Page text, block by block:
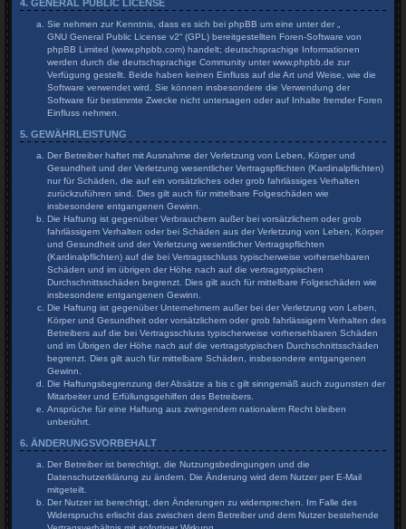
4. GENERAL PUBLIC LICENSE
Sie nehmen zur Kenntnis, dass es sich bei phpBB um eine unter der „
GNU General Public License v2“ (GPL) bereitgestellten Foren-Software von
phpBB Limited (www.phpbb.com) handelt; deutschsprachige Informationen
werden durch die deutschsprachige Community unter www.phpbb.de zur
Verfügung gestellt. Beide haben keinen Einfluss auf die Art und Weise, wie die
Software verwendet wird. Sie können insbesondere die Verwendung der
Software für bestimmte Zwecke nicht untersagen oder auf Inhalte fremder Foren
Einfluss nehmen.
5. GEWÄHRLEISTUNG
Der Betreiber haftet mit Ausnahme der Verletzung von Leben, Körper und
Gesundheit und der Verletzung wesentlicher Vertragspflichten (Kardinalpflichten)
nur für Schäden, die auf ein vorsätzliches oder grob fahrlässiges Verhalten
zurückzuführen sind. Dies gilt auch für mittelbare Folgeschäden wie
insbesondere entgangenen Gewinn.
Die Haftung ist gegenüber Verbrauchern außer bei vorsätzlichem oder grob
fahrlässigem Verhalten oder bei Schäden aus der Verletzung von Leben, Körper
und Gesundheit und der Verletzung wesentlicher Vertragspflichten
(Kardinalpflichten) auf die bei Vertragsschluss typischerweise vorhersehbaren
Schäden und im übrigen der Höhe nach auf die vertragstypischen
Durchschnittsschäden begrenzt. Dies gilt auch für mittelbare Folgeschäden wie
insbesondere entgangenen Gewinn.
Die Haftung ist gegenüber Unternehmern außer bei der Verletzung von Leben,
Körper und Gesundheit oder vorsätzlichem oder grob fahrlässigem Verhalten des
Betreibers auf die bei Vertragsschluss typischerweise vorhersehbaren Schäden
und im Übrigen der Höhe nach auf die vertragstypischen Durchschnittsschäden
begrenzt. Dies gilt auch für mittelbare Schäden, insbesondere entgangenen
Gewinn.
Die Haftungsbegrenzung der Absätze a bis c gilt sinngemäß auch zugunsten der
Mitarbeiter und Erfüllungsgehilfen des Betreibers.
Ansprüche für eine Haftung aus zwingendem nationalem Recht bleiben
unberührt.
6. ÄNDERUNGSVORBEHALT
Der Betreiber ist berechtigt, die Nutzungsbedingungen und die
Datenschutzerklärung zu ändern. Die Änderung wird dem Nutzer per E-Mail
mitgeteilt.
Der Nutzer ist berechtigt, den Änderungen zu widersprechen. Im Falle des
Widerspruchs erlischt das zwischen dem Betreiber und dem Nutzer bestehende